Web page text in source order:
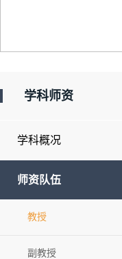
学科师资
学科概况
师资队伍
教授
副教授